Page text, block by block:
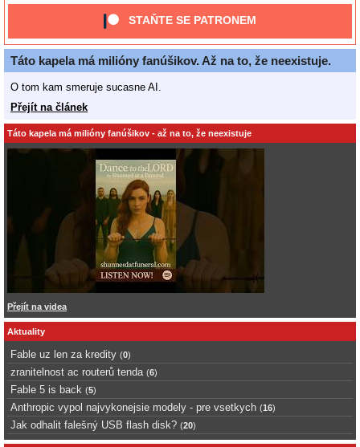
STAŇTE SE PATRONEM
Táto kapela má milióny fanúšikov. Až na to, že neexistuje.
O tom kam smeruje sucasne AI.
Přejít na článek
Táto kapela má milióny fanúšikov - až na to, že neexistuje
Přejít na videa
Aktuality
Fable uz len za kredity (0)
zranitelnost ac routerů tenda (6)
Fable 5 is back (5)
Anthropic vypol najvykonejsie modely - pre vsetkych (16)
Jak odhalit falešný USB flash disk? (20)